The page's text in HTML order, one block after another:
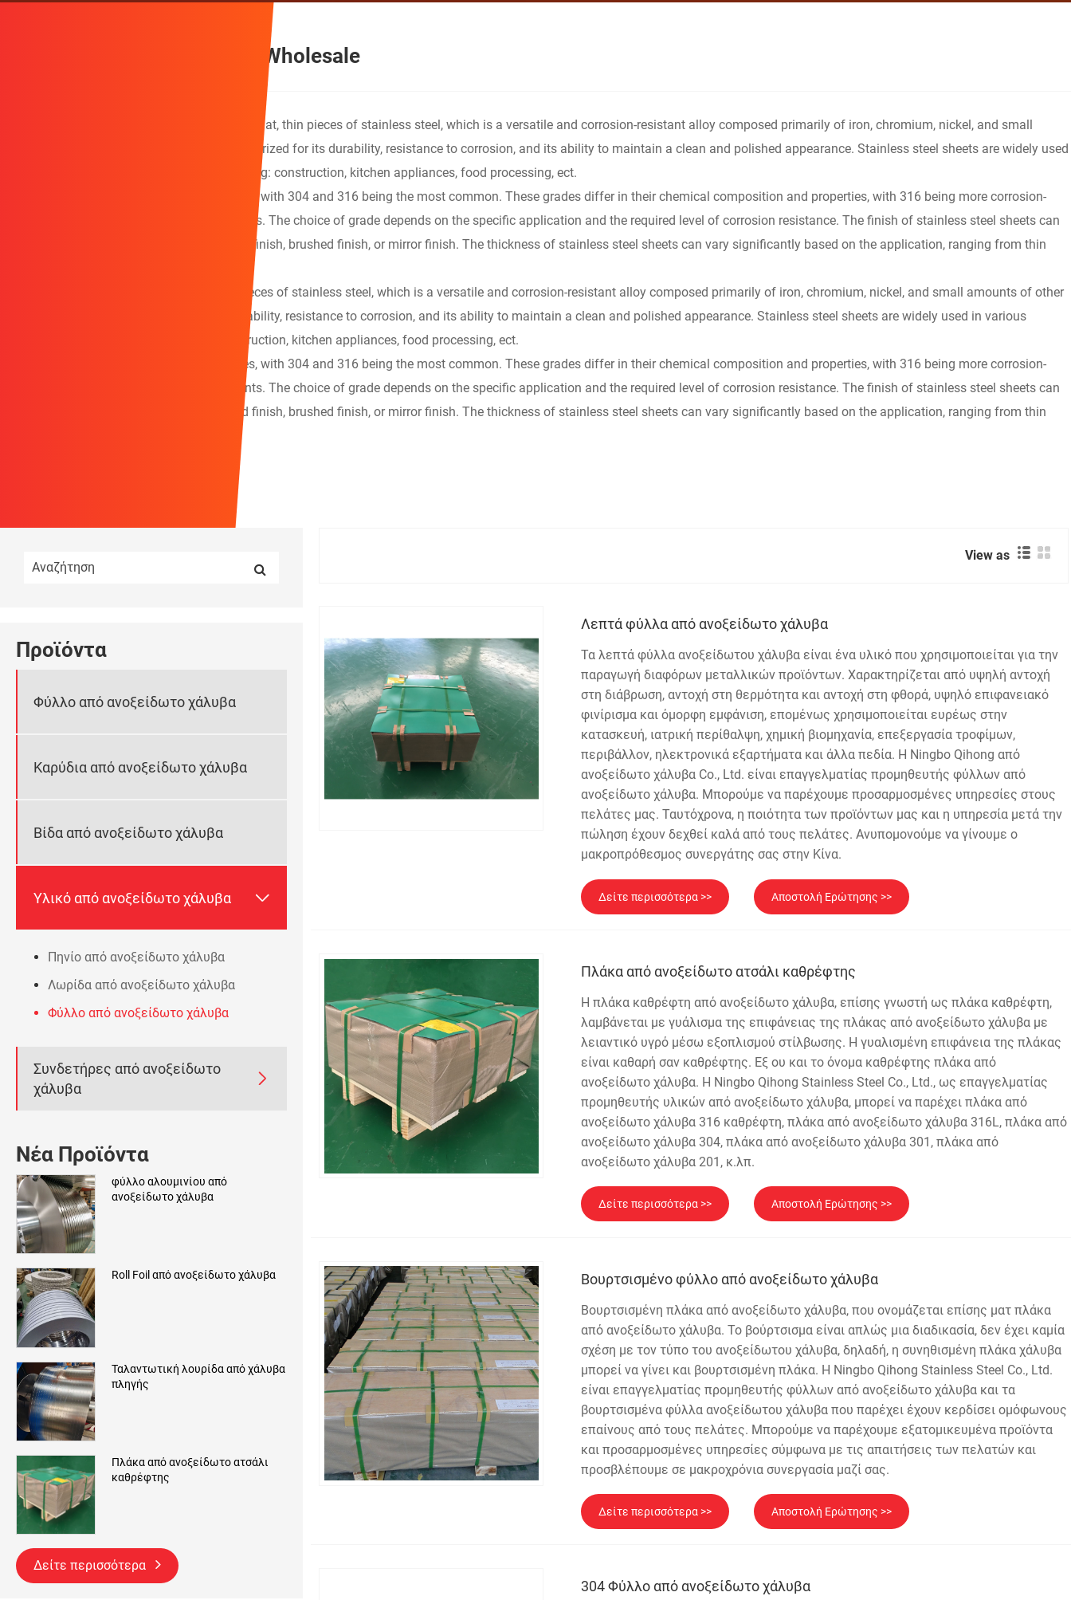
Stainless Steel Sheet Direct Wholesale
high quality Stainless steel sheets are flat, thin pieces of stainless steel, which is a versatile and corrosion-resistant alloy composed primarily of iron, chromium, nickel, and small
amounts of other elements. Stainless steel is prized for its durability, resistance to corrosion, and its ability to maintain a clean and polished appearance. Stainless steel sheets are widely used
in various industries and applications, including: construction, kitchen appliances, food processing, ect.
come in various grades, with 304 and 316 being the most common. These grades differ in their chemical composition and properties, with 316 being more corrosion-
resistant and suitable for marine environments. The choice of grade depends on the specific application and the required level of corrosion resistance. The finish of stainless steel sheets can
also vary, with options like a bright annealed finish, brushed finish, or mirror finish. The thickness of stainless steel sheets can vary significantly based on the application, ranging from thin
Qihong Stainless steel sheets are flat, thin pieces of stainless steel, which is a versatile and corrosion-resistant alloy composed primarily of iron, chromium, nickel, and small amounts of other
elements. Stainless steel is prized for its durability, resistance to corrosion, and its ability to maintain a clean and polished appearance. Stainless steel sheets are widely used in various
industries and applications, including: construction, kitchen appliances, food processing, ect.
Stainless steel sheets come in various grades, with 304 and 316 being the most common. These grades differ in their chemical composition and properties, with 316 being more corrosion-
resistant and suitable for marine environments. The choice of grade depends on the specific application and the required level of corrosion resistance. The finish of stainless steel sheets can
also vary, with options like a bright annealed finish, brushed finish, or mirror finish. The thickness of stainless steel sheets can vary significantly based on the application, ranging from thin
Προϊόντα
Φύλλο από ανοξείδωτο χάλυβα
Καρύδια από ανοξείδωτο χάλυβα
Βίδα από ανοξείδωτο χάλυβα
Υλικό από ανοξείδωτο χάλυβα 
Πηνίο από ανοξείδωτο χάλυβα
Λωρίδα από ανοξείδωτο χάλυβα
Φύλλο από ανοξείδωτο χάλυβα
Συνδετήρες από ανοξείδωτο
χάλυβα

Νέα Προϊόντα
φύλλο αλουμινίου από
ανοξείδωτο χάλυβα
Roll Foil από ανοξείδωτο χάλυβα
Ταλαντωτική λουρίδα από χάλυβα
πληγής
Πλάκα από ανοξείδωτο ατσάλι
καθρέφτης
Δείτε περισσότερα
View as
Λεπτά φύλλα από ανοξείδωτο χάλυβα
Τα λεπτά φύλλα ανοξείδωτου χάλυβα είναι ένα υλικό που χρησιμοποιείται για την
παραγωγή διαφόρων μεταλλικών προϊόντων. Χαρακτηρίζεται από υψηλή αντοχή
στη διάβρωση, αντοχή στη θερμότητα και αντοχή στη φθορά, υψηλό επιφανειακό
φινίρισμα και όμορφη εμφάνιση, επομένως χρησιμοποιείται ευρέως στην
κατασκευή, ιατρική περίθαλψη, χημική βιομηχανία, επεξεργασία τροφίμων,
περιβάλλον, ηλεκτρονικά εξαρτήματα και άλλα πεδία. Η Ningbo Qihong από
ανοξείδωτο χάλυβα Co., Ltd. είναι επαγγελματίας προμηθευτής φύλλων από
ανοξείδωτο χάλυβα. Μπορούμε να παρέχουμε προσαρμοσμένες υπηρεσίες στους
πελάτες μας. Ταυτόχρονα, η ποιότητα των προϊόντων μας και η υπηρεσία μετά την
πώληση έχουν δεχθεί καλά από τους πελάτες. Ανυπομονούμε να γίνουμε ο
μακροπρόθεσμος συνεργάτης σας στην Κίνα.
Δείτε περισσότερα >> Αποστολή Ερώτησης >>
Πλάκα από ανοξείδωτο ατσάλι καθρέφτης
Η πλάκα καθρέφτη από ανοξείδωτο χάλυβα, επίσης γνωστή ως πλάκα καθρέφτη,
λαμβάνεται με γυάλισμα της επιφάνειας της πλάκας από ανοξείδωτο χάλυβα με
λειαντικό υγρό μέσω εξοπλισμού στίλβωσης. Η γυαλισμένη επιφάνεια της πλάκας
είναι καθαρή σαν καθρέφτης. Εξ ου και το όνομα καθρέφτης πλάκα από
ανοξείδωτο χάλυβα. Η Ningbo Qihong Stainless Steel Co., Ltd., ως επαγγελματίας
προμηθευτής υλικών από ανοξείδωτο χάλυβα, μπορεί να παρέχει πλάκα από
ανοξείδωτο χάλυβα 316 καθρέφτη, πλάκα από ανοξείδωτο χάλυβα 316L, πλάκα από
ανοξείδωτο χάλυβα 304, πλάκα από ανοξείδωτο χάλυβα 301, πλάκα από
ανοξείδωτο χάλυβα 201, κ.λπ.
Δείτε περισσότερα >> Αποστολή Ερώτησης >>
Βουρτσισμένο φύλλο από ανοξείδωτο χάλυβα
Βουρτσισμένη πλάκα από ανοξείδωτο χάλυβα, που ονομάζεται επίσης ματ πλάκα
από ανοξείδωτο χάλυβα. Το βούρτσισμα είναι απλώς μια διαδικασία, δεν έχει καμία
σχέση με τον τύπο του ανοξείδωτου χάλυβα, δηλαδή, η συνηθισμένη πλάκα χάλυβα
μπορεί να γίνει και βουρτσισμένη πλάκα. Η Ningbo Qihong Stainless Steel Co., Ltd.
είναι επαγγελματίας προμηθευτής φύλλων από ανοξείδωτο χάλυβα και τα
βουρτσισμένα φύλλα ανοξείδωτου χάλυβα που παρέχει έχουν κερδίσει ομόφωνους
επαίνους από τους πελάτες. Μπορούμε να παρέχουμε εξατομικευμένα προϊόντα
και προσαρμοσμένες υπηρεσίες σύμφωνα με τις απαιτήσεις των πελατών και
προσβλέπουμε σε μακροχρόνια συνεργασία μαζί σας.
Δείτε περισσότερα >> Αποστολή Ερώτησης >>
304 Φύλλο από ανοξείδωτο χάλυβα